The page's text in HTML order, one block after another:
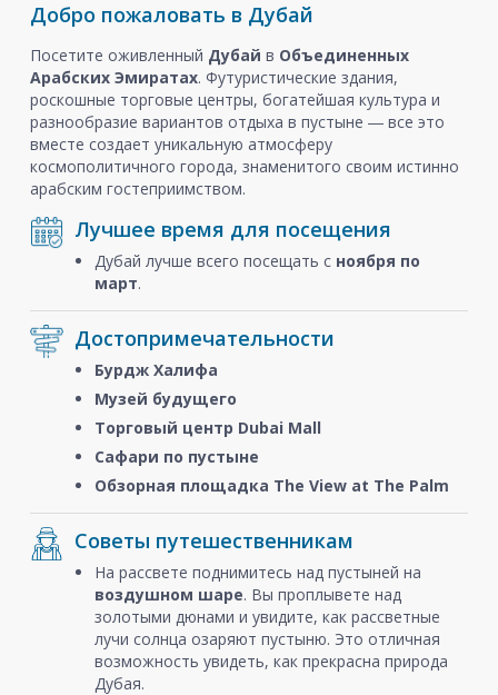
Добро пожаловать в Дубай
Посетите оживленный Дубай в Объединенных
Арабских Эмиратах. Футуристические здания,
роскошные торговые центры, богатейшая культура и
разнообразие вариантов отдыха в пустыне ― все это
вместе создает уникальную атмосферу
космополитичного города, знаменитого своим истинно
арабским гостеприимством.
Лучшее время для посещения
Дубай лучше всего посещать с ноября по
март.
Достопримечательности
Бурдж Халифа
Музей будущего
Торговый центр Dubai Mall
Сафари по пустыне
Обзорная площадка The View at The Palm
Советы путешественникам
На рассвете поднимитесь над пустыней на
воздушном шаре. Вы проплывете над
золотыми дюнами и увидите, как рассветные
лучи солнца озаряют пустыню. Это отличная
возможность увидеть, как прекрасна природа
Дубая.